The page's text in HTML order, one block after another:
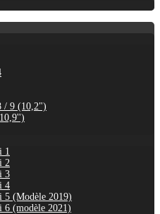
/ 9 (10,2")
1
2
3
4
5 (Modèle 2019)
6 (modèle 2021)